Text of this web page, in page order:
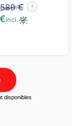
580 € ?
incl.
disponibles